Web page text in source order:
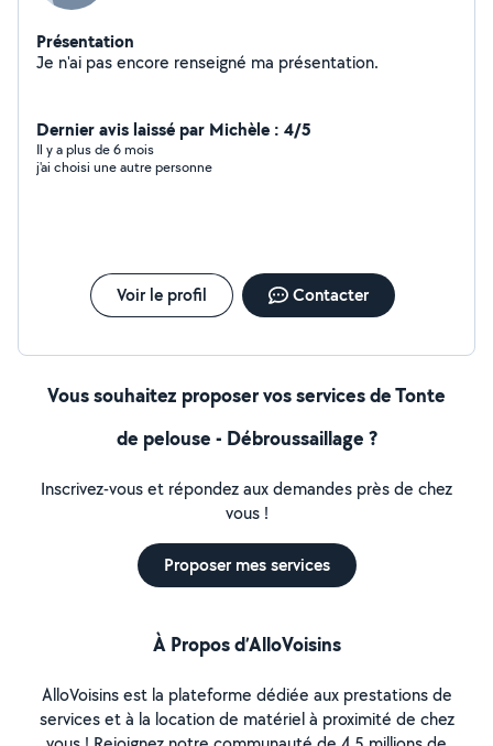
Présentation
Je n'ai pas encore renseigné ma présentation.
Dernier avis laissé par Michèle : 4/5
Il y a plus de 6 mois
j'ai choisi une autre personne
Voir le profil Contacter
Vous souhaitez proposer vos services de Tonte
de pelouse - Débroussaillage ?
Inscrivez-vous et répondez aux demandes près de chez
vous !
Proposer mes services
À Propos d’AlloVoisins
AlloVoisins est la plateforme dédiée aux prestations de
services et à la location de matériel à proximité de chez